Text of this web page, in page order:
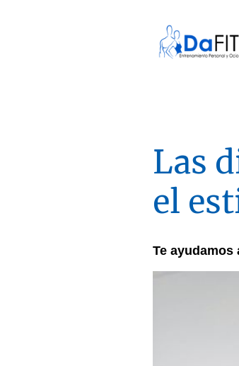
Las
el
Te